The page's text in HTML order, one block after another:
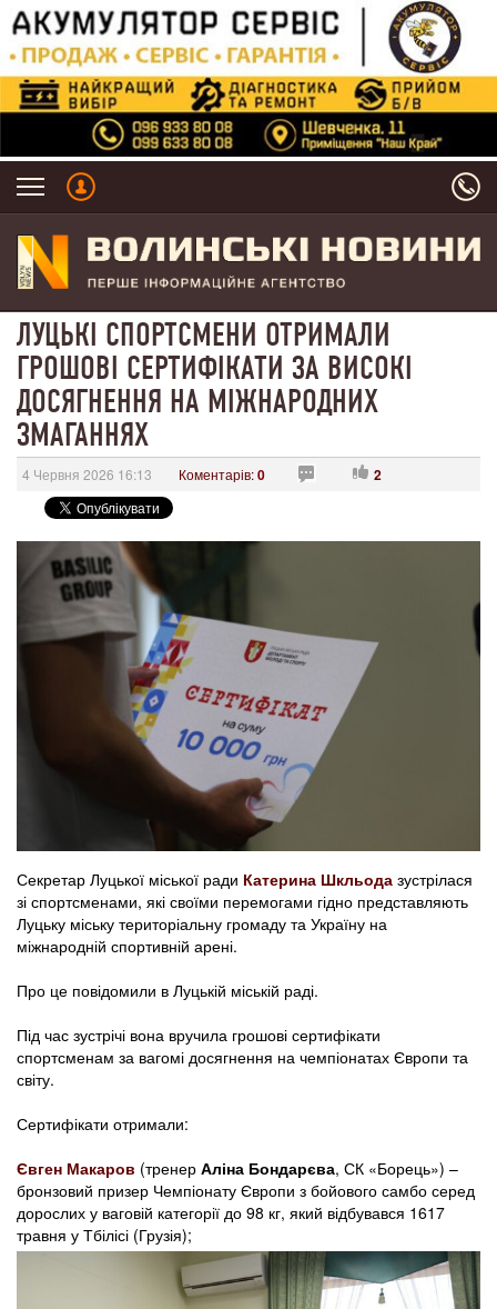
ЛУЦЬКІ СПОРТСМЕНИ ОТРИМАЛИ
ГРОШОВІ СЕРТИФІКАТИ ЗА ВИСОКІ
ДОСЯГНЕННЯ НА МІЖНАРОДНИХ
ЗМАГАННЯХ
4 Червня 2026 16:13 Коментарів:0 2
Секретар Луцької міської ради Катерина Шкльода зустрілася
зі спортсменами, які своїми перемогами гідно представляють
Луцьку міську територіальну громаду та Україну на
міжнародній спортивній арені.
Про це повідомили в Луцькій міській раді.
Під час зустрічі вона вручила грошові сертифікати
спортсменам за вагомі досягнення на чемпіонатах Європи та
світу.
Сертифікати отримали:
Євген Макаров (тренер Аліна Бондарєва, СК «Борець») –
бронзовий призер Чемпіонату Європи з бойового самбо серед
дорослих у ваговій категорії до 98 кг, який відбувався 1617
травня у Тбілісі (Грузія);